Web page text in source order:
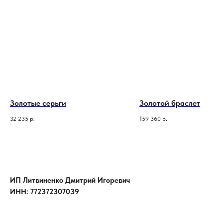
Золотые серьги
32 235 р.
Золотой браслет
159 360 р.
ИП Литвиненко Дмитрий Игоревич
ИНН: 772372307039